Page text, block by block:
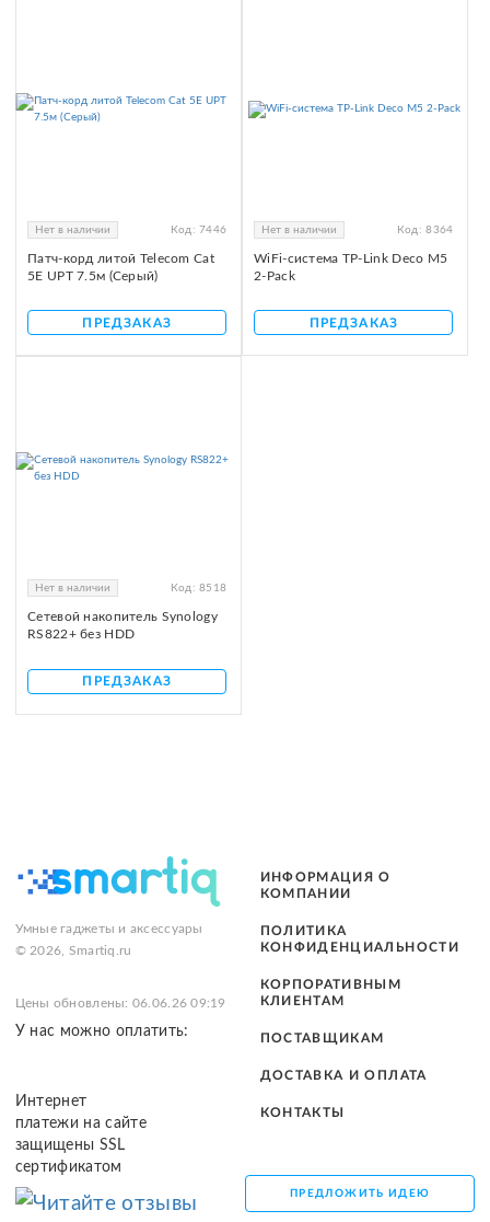
Нет в наличии Код: 7446
Патч-корд литой Telecom Cat
5E UPT 7.5м (Серый)
ПРЕДЗАКАЗ
Нет в наличии Код: 8364
WiFi-система TP-Link Deco M5
2-Pack
ПРЕДЗАКАЗ
Нет в наличии Код: 8518
Сетевой накопитель Synology
RS822+ без HDD
ПРЕДЗАКАЗ
Умные гаджеты и аксессуары
© 2026, Smartiq.ru
Цены обновлены: 06.06.26 09:19
У нас можно оплатить:
Интернет
платежи на сайте
защищены SSL
сертификатом
ИНФОРМАЦИЯ О
КОМПАНИИ
ПОЛИТИКА
КОНФИДЕНЦИАЛЬНОСТИ
КОРПОРАТИВНЫМ
КЛИЕНТАМ
ПОСТАВЩИКАМ
ДОСТАВКА И ОПЛАТА
КОНТАКТЫ
ПРЕДЛОЖИТЬ ИДЕЮ